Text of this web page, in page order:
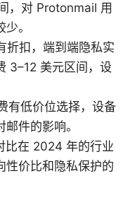
，对 Protonmail 用
。
折扣，端到端隐私实
3–12 美元区间，设
有低价位选择，设备
件的影响。
在 2024 年的行业
性价比和隐私保护的